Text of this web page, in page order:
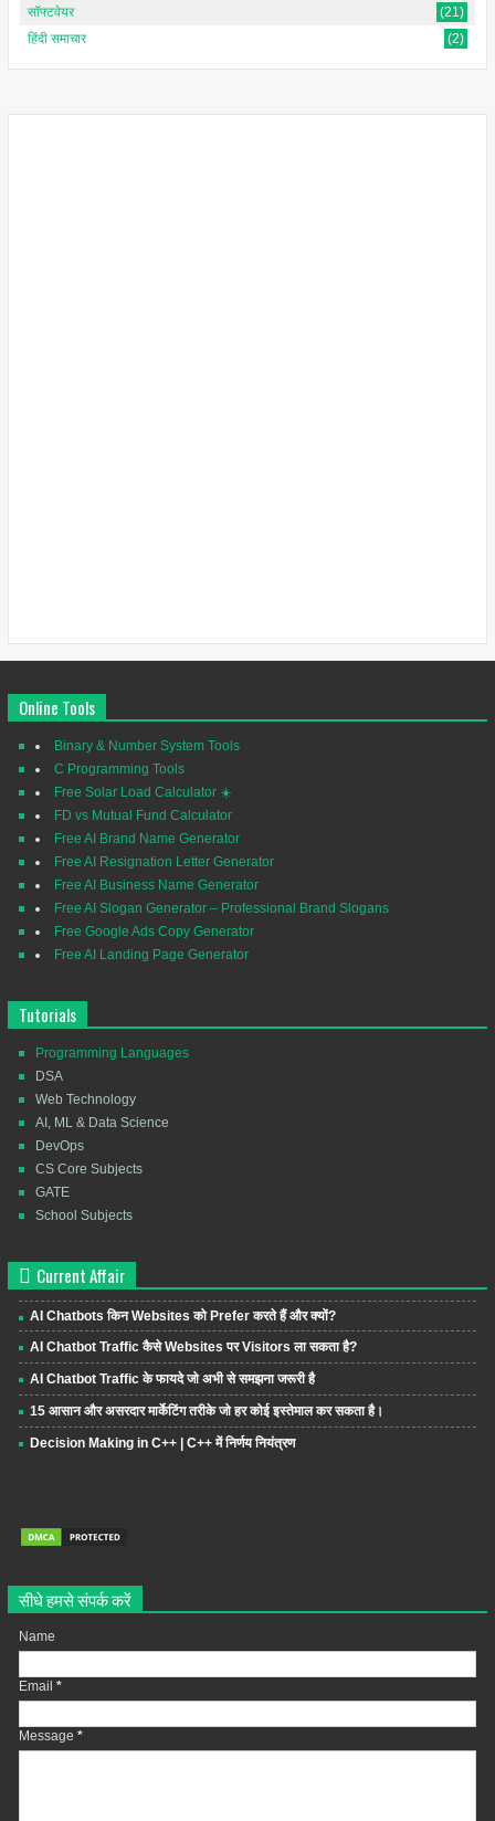
सॉफ्टवेयर
(21)
हिंदी समाचार
(2)
Online Tools
Binary & Number System Tools
C Programming Tools
Free Solar Load Calculator ☀️
FD vs Mutual Fund Calculator
Free AI Brand Name Generator
Free AI Resignation Letter Generator
Free AI Business Name Generator
Free AI Slogan Generator – Professional Brand Slogans
Free Google Ads Copy Generator
Free AI Landing Page Generator
Tutorials
Programming Languages
DSA
Web Technology
AI, ML & Data Science
DevOps
CS Core Subjects
GATE
School Subjects
Current Affair
AI Chatbots किन Websites को Prefer करते हैं और क्यों?
AI Chatbot Traffic कैसे Websites पर Visitors ला सकता है?
AI Chatbot Traffic के फायदे जो अभी से समझना जरूरी है
15 आसान और असरदार मार्केटिंग तरीके जो हर कोई इस्तेमाल कर सकता है।
Decision Making in C++ | C++ में निर्णय नियंत्रण
सीधे हमसे संपर्क करें
Name
Email *
Message *